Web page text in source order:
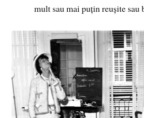
mult sau mai puțin reușite sau